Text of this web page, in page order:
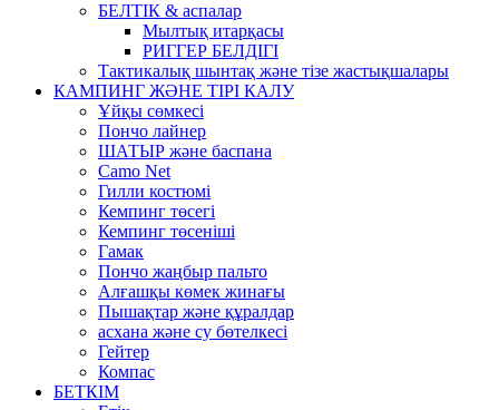
БЕЛТІК & аспалар
Мылтық итарқасы
РИГГЕР БЕЛДІГІ
Тактикалық шынтақ және тізе жастықшалары
КАМПИНГ ЖӘНЕ ТІРІ КАЛУ
Ұйқы сөмкесі
Пончо лайнер
ШАТЫР және баспана
Camo Net
Гилли костюмі
Кемпинг төсегі
Кемпинг төсеніші
Гамак
Пончо жаңбыр пальто
Алғашқы көмек жинағы
Пышақтар және құралдар
асхана және су бөтелкесі
Гейтер
Компас
БЕТКІМ